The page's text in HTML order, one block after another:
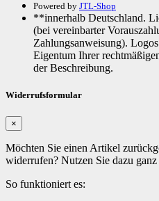
Powered by JTL-Shop
**innerhalb Deutschland.
(bei vereinbarter
Zahlungsanweisung).
Eigentum Ihrer
der Beschreibung.
Widerrufsformular
×
Möchten Sie einen Artikel
widerrufen? Nutzen Sie dazu
So funktioniert es: